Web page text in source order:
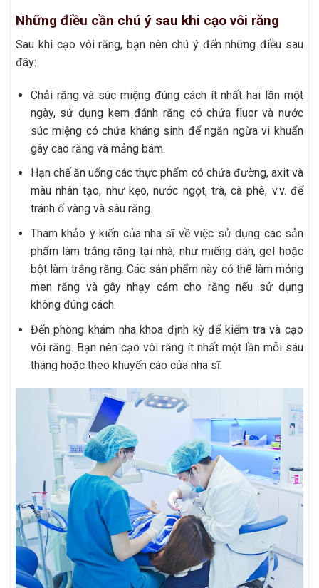
Những điều cần chú ý sau khi cạo vôi răng
Sau khi cạo vôi răng, bạn nên chú ý đến những điều sau
đây:
Chải răng và súc miệng đúng cách ít nhất hai lần một
ngày, sử dụng kem đánh răng có chứa fluor và nước
súc miệng có chứa kháng sinh để ngăn ngừa vi khuẩn
gây cao răng và mảng bám.
Hạn chế ăn uống các thực phẩm có chứa đường, axit và
màu nhân tạo, như kẹo, nước ngọt, trà, cà phê, v.v. để
tránh ố vàng và sâu răng.
Tham khảo ý kiến của nha sĩ về việc sử dụng các sản
phẩm làm trắng răng tại nhà, như miếng dán, gel hoặc
bột làm trắng răng. Các sản phẩm này có thể làm mỏng
men răng và gây nhạy cảm cho răng nếu sử dụng
không đúng cách.
Đến phòng khám nha khoa định kỳ để kiểm tra và cạo
vôi răng. Bạn nên cạo vôi răng ít nhất một lần mỗi sáu
tháng hoặc theo khuyến cáo của nha sĩ.